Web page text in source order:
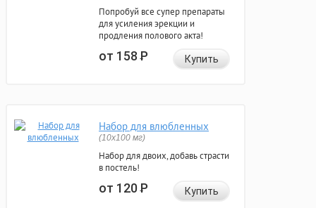
Попробуй все супер препараты
для усиления эрекции и
продления полового акта!
от 158Р Купить
Набор для влюбленных
(10х100 мг)
Набор для двоих, добавь страсти
в постель!
от 120Р Купить